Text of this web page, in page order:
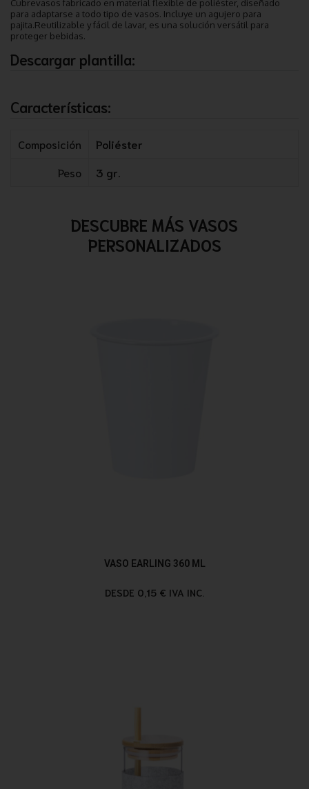
Cubrevasos fabricado en material flexible de poliéster, diseñado
para adaptarse a todo tipo de vasos. Incluye un agujero para
pajita.Reutilizable y fácil de lavar, es una solución versátil para
proteger bebidas.
Descargar plantilla:
Características:
Composición
Poliéster
Peso
3 gr.
DESCUBRE MÁS VASOS
PERSONALIZADOS
VASO EARLING 360 ML
DESDE 0,15 € IVA INC.